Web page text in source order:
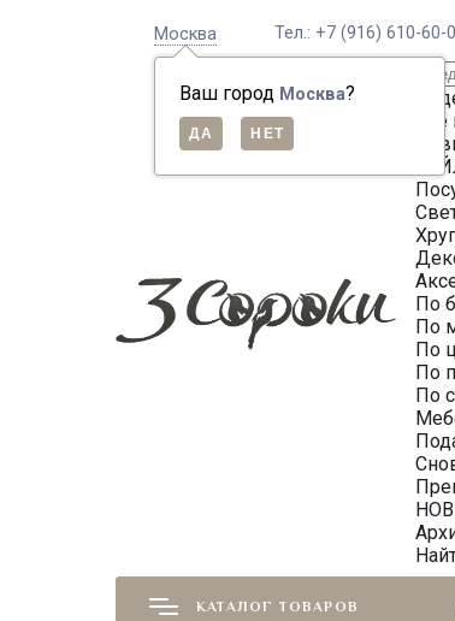
Москва
Ваш город Москва?
Тел.: +7 (916) 610-60-
По
По
По
По
По
КАТАЛОГ ТОВАРОВ